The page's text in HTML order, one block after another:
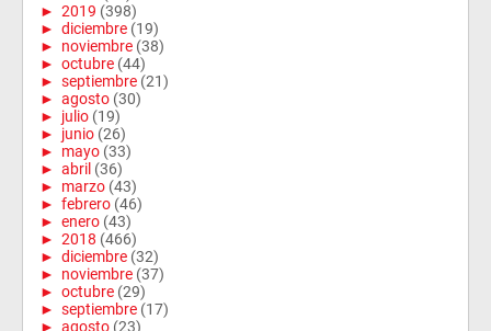
► 2019 (398)
► diciembre (19)
► noviembre (38)
► octubre (44)
► septiembre (21)
► agosto (30)
► julio (19)
► junio (26)
► mayo (33)
► abril (36)
► marzo (43)
► febrero (46)
► enero (43)
► 2018 (466)
► diciembre (32)
► noviembre (37)
► octubre (29)
► septiembre (17)
► agosto (23)